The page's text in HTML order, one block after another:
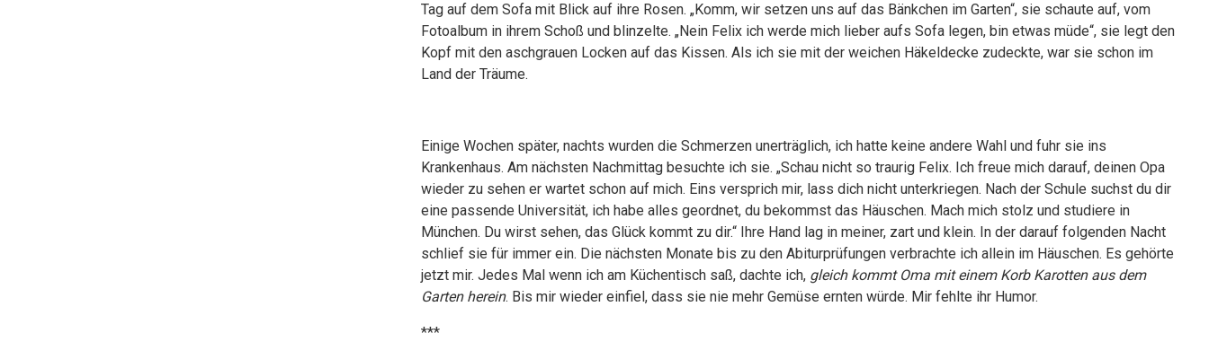
Tag auf dem Sofa mit Blick auf ihre Rosen. „Komm, wir setzen uns auf das Bänkchen im Garten“, sie schaute auf, vom
Fotoalbum in ihrem Schoß und blinzelte. „Nein Felix ich werde mich lieber aufs Sofa legen, bin etwas müde“, sie legt den
Kopf mit den aschgrauen Locken auf das Kissen. Als ich sie mit der weichen Häkeldecke zudeckte, war sie schon im
Land der Träume.
Einige Wochen später, nachts wurden die Schmerzen unerträglich, ich hatte keine andere Wahl und fuhr sie ins
Krankenhaus. Am nächsten Nachmittag besuchte ich sie. „Schau nicht so traurig Felix. Ich freue mich darauf, deinen Opa
wieder zu sehen er wartet schon auf mich. Eins versprich mir, lass dich nicht unterkriegen. Nach der Schule suchst du dir
eine passende Universität, ich habe alles geordnet, du bekommst das Häuschen. Mach mich stolz und studiere in
München. Du wirst sehen, das Glück kommt zu dir.“ Ihre Hand lag in meiner, zart und klein. In der darauf folgenden Nacht
schlief sie für immer ein. Die nächsten Monate bis zu den Abiturprüfungen verbrachte ich allein im Häuschen. Es gehörte
jetzt mir. Jedes Mal wenn ich am Küchentisch saß, dachte ich, gleich kommt Oma mit einem Korb Karotten aus dem
Garten herein. Bis mir wieder einfiel, dass sie nie mehr Gemüse ernten würde. Mir fehlte ihr Humor.
***